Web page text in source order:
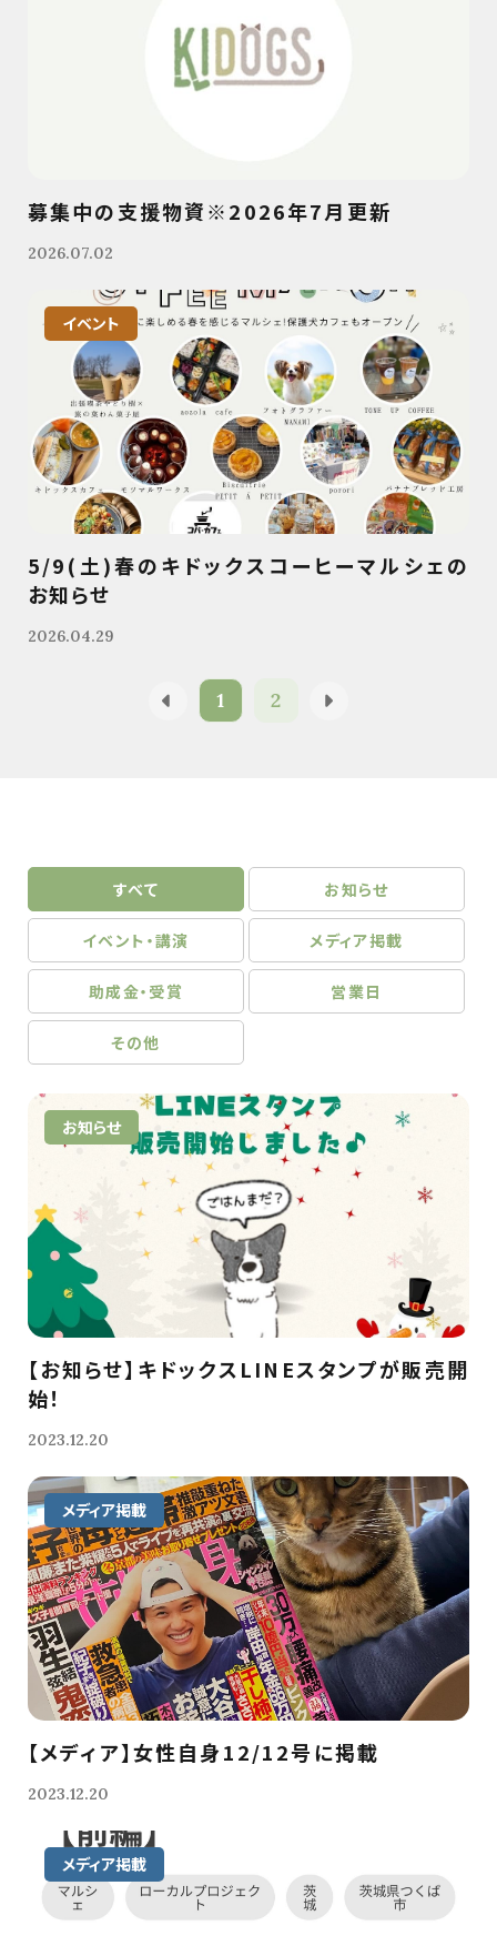
募集中の支援物資※2026年7月更新
2026.07.02
イベント
5/9(土)春のキドックスコーヒーマルシェの
お知らせ
2026.04.29
1 2
すべて お知らせ
イベント・講演 メディア掲載
助成金・受賞 営業日
その他
お知らせ
【お知らせ】キドックスLINEスタンプが販売開
始！
2023.12.20
メディア掲載
【メディア】女性自身12/12号に掲載
2023.12.20
メディア掲載